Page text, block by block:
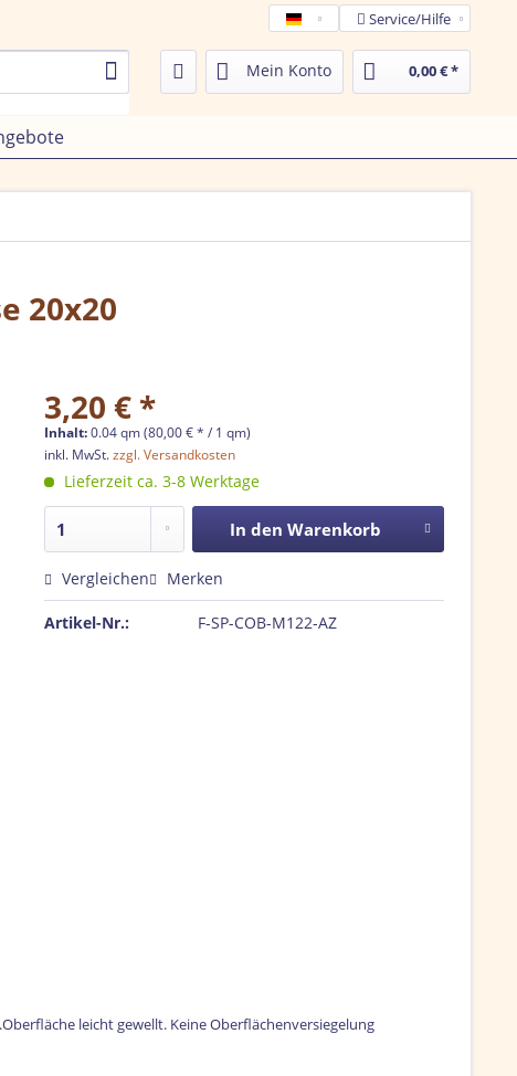
Tamega deService/Hilfe
Mein Konto 0,00 € *
20x20
3,20 € *
Inhalt:0.04 qm (80,00 € * / 1 qm)
inkl. MwSt.zzgl. Versandkosten
Lieferzeit ca. 3-8 Werktage
In den Warenkorb
Vergleichen Merken
Artikel-Nr.: F-SP-COB-M122-AZ
leicht gewellt. Keine Oberflächenversiegelung